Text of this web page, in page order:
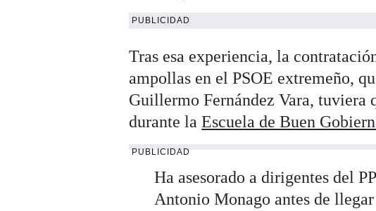
PUBLICIDAD
Tras esa experiencia, la
ampollas en el PSOE extremeño,
Guillermo Fernández Vara, tuviera
durante laEscuela de Buen
PUBLICIDAD
Ha asesorado a dirigentes del
Antonio Monago antes de